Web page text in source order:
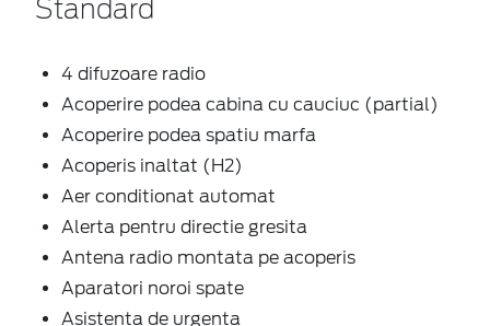
Standard
4 difuzoare radio
Acoperire podea cabina cu cauciuc (partial)
Acoperire podea spatiu marfa
Acoperis inaltat (H2)
Aer conditionat automat
Alerta pentru directie gresita
Antena radio montata pe acoperis
Aparatori noroi spate
Asistenta de urgenta